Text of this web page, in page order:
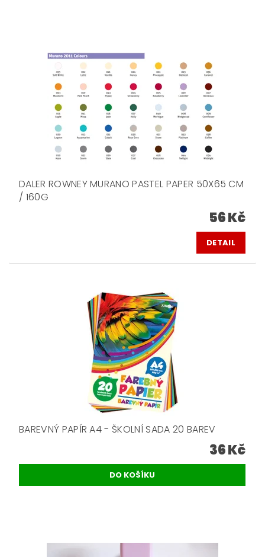
DALER ROWNEY MURANO PASTEL PAPER 50X65 CM
/ 160G
56 Kč
DETAIL
BAREVNÝ PAPÍR A4 - ŠKOLNÍ SADA 20 BAREV
36 Kč